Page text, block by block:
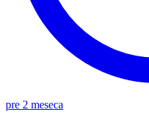
pre 2 meseca